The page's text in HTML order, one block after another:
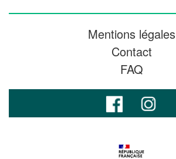
Mentions légales
Contact
FAQ